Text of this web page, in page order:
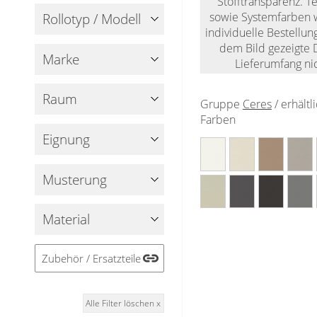
Messanleitung
Jalousie ausmessen
Galerie
Sichtschutz
Konfigurator
Outdoor-Plissees
Gardinenschals
Schlaufenschals
Fliegengitter
Fensterbilder
Gardinenstange
Rollotyp / Modell
Marke
Raum
Eignung
Musterung
Material
Zubehör / Ersatzteile
Alle Filter löschen x
sowie Systemfarben
individuelle
dem Bild gezeigte
Lieferumfang
Gruppe Ceres/
Farben